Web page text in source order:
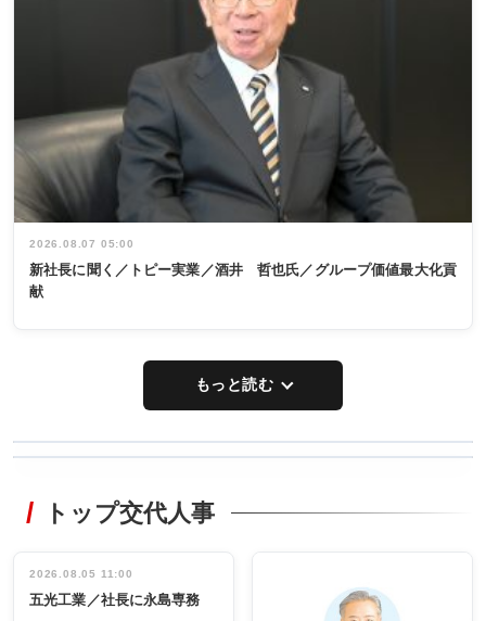
2026.08.07 05:00
新社長に聞く／トピー実業／酒井 哲也氏／グループ価値最大化貢
献
もっと読む
非鉄業界で
インタビュ
ー／社内ア
タックトレー
祝う 業界関
係者ら220人
出席
トップ交代人事
2026.08.05 11:00
五光工業／社長に永島専務